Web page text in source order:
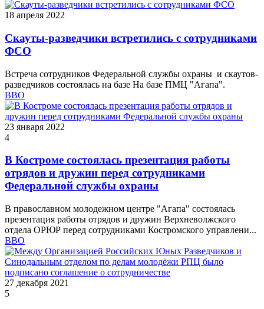
18 апреля 2022
Скауты-разведчики встретились с сотрудниками
ФСО
Встреча сотрудников Федеральной службы охраны и скаутов-
разведчиков состоялась на базе На базе ПМЦ "Агапа".
ВВО
23 января 2022
4
В Костроме состоялась презентация работы
отрядов и дружин перед сотрудниками
Федеральной службы охраны
В православном молодежном центре "Агапа" состоялась
презентация работы отрядов и дружин Верхневолжского
отдела ОРЮР перед сотрудниками Костромского управлени...
ВВО
27 декабря 2021
5